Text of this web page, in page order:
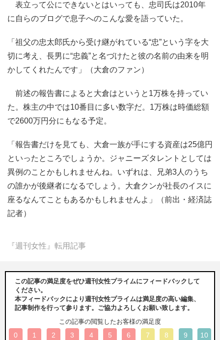
表立って公にできないとはいっても、忠司氏は2010年
に自らのブログで息子へのこんな愛を語っていた。
「祖父の忠太郎氏から受け継がれている“忠”という字を大
切に考え、長男に“忠義”と名づけたと彼の名前の由来を明
かしてくれたんです」（大倉のファン）
前述の報告書によると大倉はというと1万株を持ってい
た。株主の中では10番目に多い数字だ。1万株は時価総額
で2600万円分にもなる予定。
「報告書だけを見ても、大倉一族が手にする資産は25億円
といったところでしょうか。ジャニーズタレントとしては
異例のことかもしれませんね。いずれは、兄弟3人のうち
の誰かが後継者になるでしょう。大倉クンが社長のイスに
座るなんてこともあるかもしれませんよ」（前出・経済誌
記者）
『週刊女性』転用記事
この記事の満足度をぜひ週刊女性プライムにフィードバックして
ください。
本フィードバックにより週刊女性プライムは満足度の高い編集、
記事制作を行って参ります。ご協力よろしくお願い致します。
この記事の閲覧したお客様の満足度
0 1 2 3 4 5 6 7 8 9 10